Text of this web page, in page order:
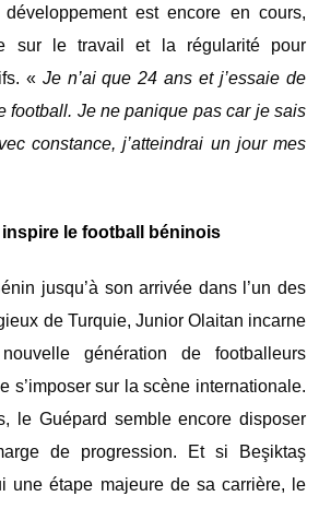
est encore en cours,
sur le travail et la régularité pour
«Je n’ai que 24 ans et j’essaie de
football. Je ne panique pas car je sais
constance, j’atteindrai un jour mes
le football béninois
jusqu’à son arrivée dans l’un des
de Turquie, Junior Olaitan incarne
génération de footballeurs
s’imposer sur la scène internationale.
le Guépard semble encore disposer
de progression. Et si Beşiktaş
une étape majeure de sa carrière, le